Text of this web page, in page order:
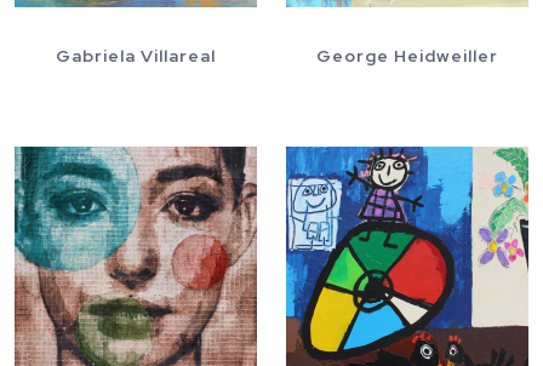
Gabriela Villareal George Heidweiller